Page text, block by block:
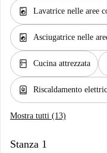
local_laundry_service Lavatrice nelle aree
local_laundry_service Asciugatrice nelle
kitchen Cucina attrezzata
water_heater Riscaldamento
Mostra tutti (13)
Stanza 1